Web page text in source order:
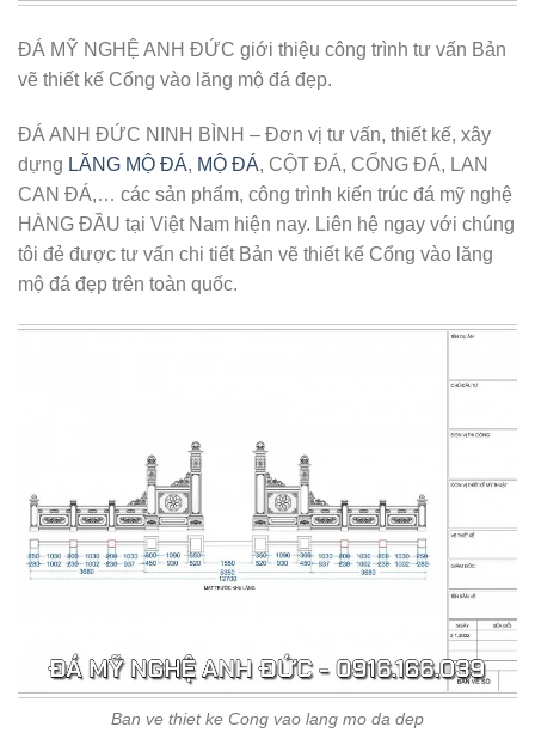
ĐÁ MỸ NGHỆ ANH ĐỨC giới thiệu công trình tư vấn Bản
vẽ thiết kế Cổng vào lăng mộ đá đẹp.
ĐÁ ANH ĐỨC NINH BÌNH – Đơn vị tư vấn, thiết kế, xây
dựng LĂNG MỘ ĐÁ, MỘ ĐÁ, CỘT ĐÁ, CỔNG ĐÁ, LAN
CAN ĐÁ,… các sản phẩm, công trình kiến trúc đá mỹ nghệ
HÀNG ĐẦU tại Việt Nam hiện nay. Liên hệ ngay với chúng
tôi đẻ được tư vấn chi tiết Bản vẽ thiết kế Cổng vào lăng
mộ đá đẹp trên toàn quốc.
Ban ve thiet ke Cong vao lang mo da dep